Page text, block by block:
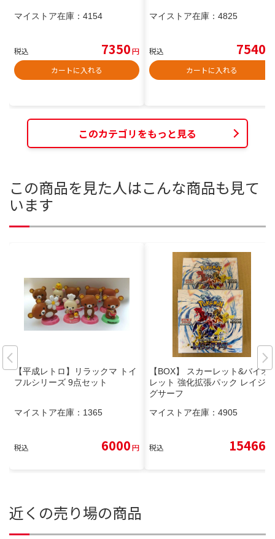
マイストア在庫： 4154
税込 7350円
カートに入れる
マイストア在庫： 4825
税込 7540
カートに入れる
このカテゴリをもっと見る
この商品を見た人はこんな商品も見て
います
【平成レトロ】リラックマ トイ
フルシリーズ 9点セット
マイストア在庫： 1365
税込 6000円
【BOX】 スカーレット&バイオ
レット 強化拡張パック レイジン
グサーフ
マイストア在庫： 4905
税込 15466
近くの売り場の商品